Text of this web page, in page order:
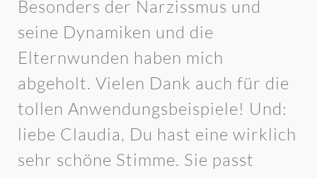
Besonders der Narzissmus und
seine Dynamiken und die
Elternwunden haben mich
abgeholt. Vielen Dank auch für die
tollen Anwendungsbeispiele! Und:
liebe Claudia, Du hast eine wirklich
sehr schöne Stimme. Sie passt